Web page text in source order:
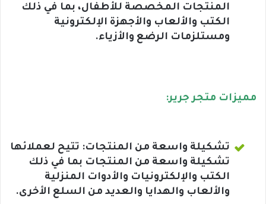
المنتجات المخصصة للأطفال، بما في ذلك
الكتب والألعاب والأجهزة الإلكترونية
ومستلزمات الرضع والأزياء.
مميزات متجر جرير:
تشكيلة واسعة من المنتجات: تتيح لعملائها
تشكيلة واسعة من المنتجات بما في ذلك
الكتب والإلكترونيات والأدوات المنزلية
والألعاب والهدايا والعديد من السلع الأخرى.